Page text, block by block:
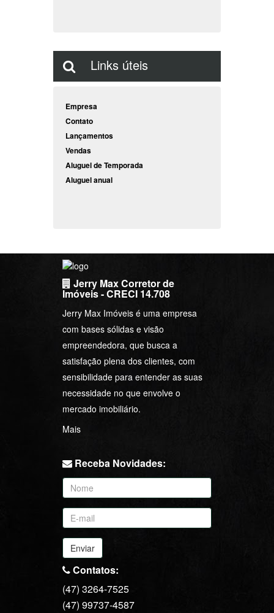
Links úteis
Empresa
Contato
Lançamentos
Vendas
Aluguel de Temporada
Aluguel anual
Jerry Max Corretor de
Imóveis - CRECI 14.708
Jerry Max Imóveis é uma empresa
com bases sólidas e visão
empreendedora, que busca a
satisfação plena dos clientes, com
sensibilidade para entender as suas
necessidade no que envolve o
mercado imobiliário.
Mais
Receba Novidades:
Enviar
Contatos:
(47) 3264-7525
(47) 99737-4587